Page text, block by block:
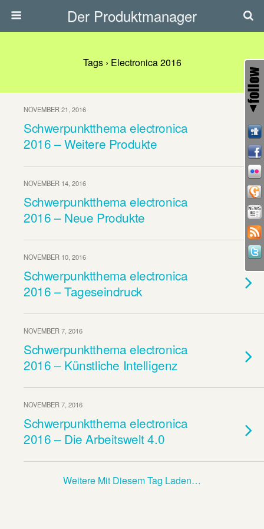
Der Produktmanager
Tags › Electronica 2016
NOVEMBER 21, 2016
Schwerpunktthema electronica
2016 – Weitere Produkte
NOVEMBER 14, 2016
Schwerpunktthema electronica
2016 – Neue Produkte
NOVEMBER 10, 2016
Schwerpunktthema electronica
2016 – Tageseindruck
NOVEMBER 7, 2016
Schwerpunktthema electronica
2016 – Künstliche Intelligenz
NOVEMBER 7, 2016
Schwerpunktthema electronica
2016 – Die Arbeitswelt 4.0
Weitere Mit Diesem Tag Laden…